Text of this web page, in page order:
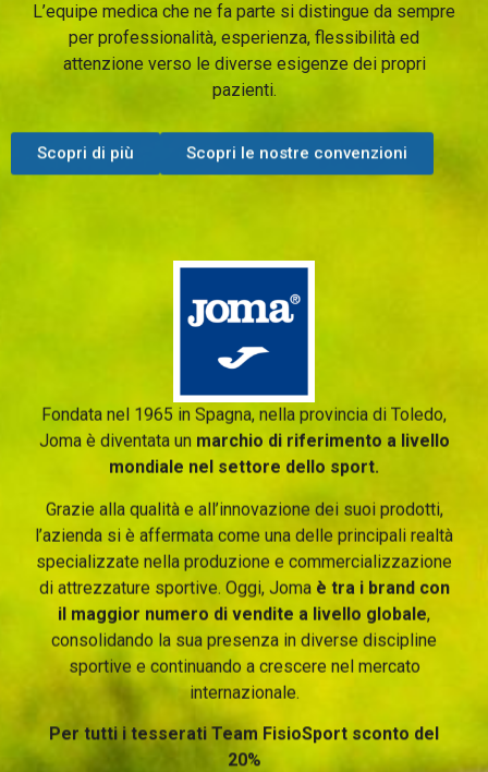
L’equipe medica che ne fa parte si distingue da sempre
per professionalità, esperienza, flessibilità ed
attenzione verso le diverse esigenze dei propri
pazienti.
Scopri di più Scopri le nostre convenzioni
Fondata nel 1965 in Spagna, nella provincia di Toledo,
Joma è diventata un marchio di riferimento a livello
mondiale nel settore dello sport.
Grazie alla qualità e all’innovazione dei suoi prodotti,
l’azienda si è affermata come una delle principali realtà
specializzate nella produzione e commercializzazione
di attrezzature sportive. Oggi, Joma è tra i brand con
il maggior numero di vendite a livello globale,
consolidando la sua presenza in diverse discipline
sportive e continuando a crescere nel mercato
internazionale.
Per tutti i tesserati Team FisioSport sconto del
20%